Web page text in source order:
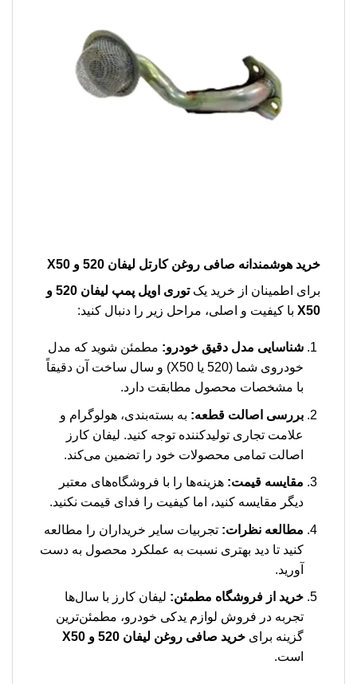
خرید هوشمندانه صافی روغن کارتل لیفان 520 و X50
برای اطمینان از خرید یک
توری اویل پمپ لیفان 520 و
X50 با کیفیت و اصلی، مراحل زیر را دنبال کنید:
شناسایی مدل دقیق خودرو: مطمئن شوید که مدل
خودروی شما (520 یا X50) و سال ساخت آن دقیقاً
با مشخصات محصول مطابقت دارد.
بررسی اصالت قطعه: به بسته‌بندی، هولوگرام و
علامت تجاری تولیدکننده توجه کنید. لیفان کارز
اصالت تمامی محصولات خود را تضمین می‌کند.
مقایسه قیمت: هزینه‌ها را با فروشگاه‌های معتبر
دیگر مقایسه کنید، اما کیفیت را فدای قیمت نکنید.
مطالعه نظرات: تجربیات سایر خریداران را مطالعه
کنید تا دید بهتری نسبت به عملکرد محصول به دست
آورید.
خرید از فروشگاه مطمئن: لیفان کارز با سال‌ها
تجربه در فروش لوازم یدکی خودرو، مطمئن‌ترین
گزینه برای خرید صافی روغن لیفان 520 و X50
است.